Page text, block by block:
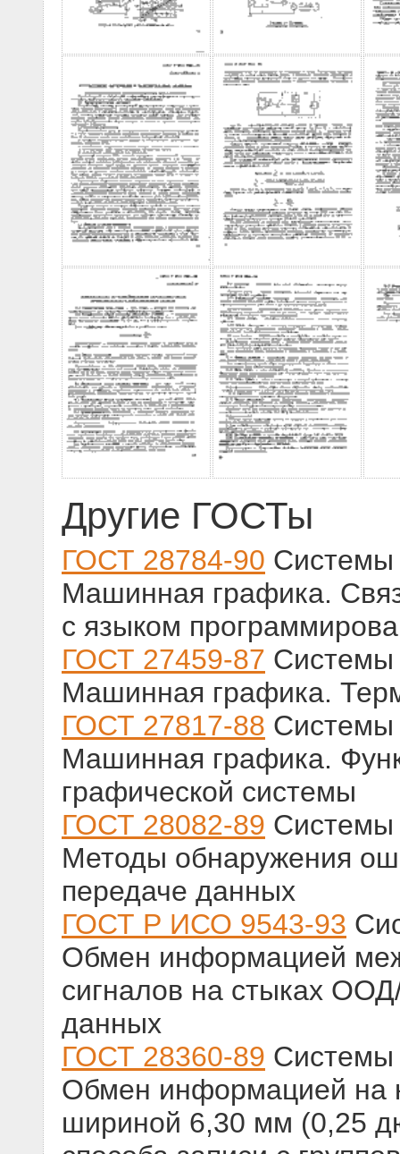
Другие ГОСТы
ГОСТ 28784-90 Системы
Машинная графика.
с языком
ГОСТ 27459-87 Системы
Машинная графика.
ГОСТ 27817-88 Системы
Машинная графика.
графической системы
ГОСТ 28082-89 Системы
Методы обнаружения
передаче данных
ГОСТ Р ИСО 9543-93
Обмен информацией
сигналов на стыках
данных
ГОСТ 28360-89 Системы
Обмен информацией на
шириной 6,30 мм (0,25